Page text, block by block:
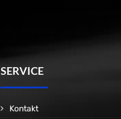
SERVICE
Kontakt